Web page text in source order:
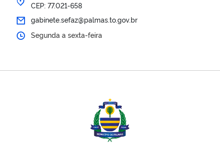
CEP: 77.021-658
gabinete.sefaz@palmas.to.gov.br
Segunda a sexta-feira